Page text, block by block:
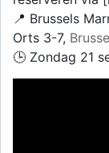
📍 Brussels
Orts 3-7,
🕒 Zondag 21